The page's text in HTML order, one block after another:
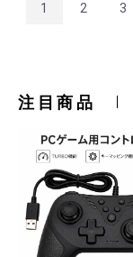
1 2 3
注目商品